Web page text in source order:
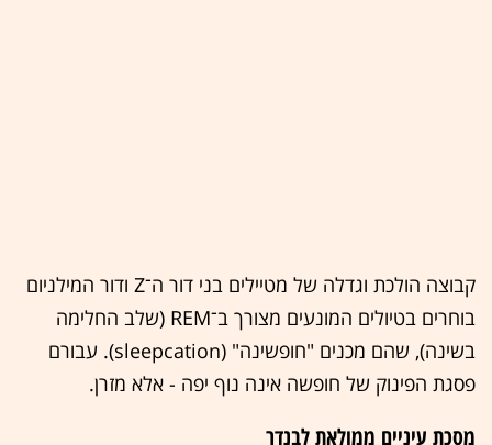
קבוצה הולכת וגדלה של מטיילים בני דור ה־Z ודור המילניום
בוחרים בטיולים המונעים מצורך ב־REM (שלב החלימה
בשינה), שהם מכנים "חופשינה" (sleepcation). עבורם
פסגת הפינוק של חופשה אינה נוף יפה - אלא מזרן.
מסכת עיניים ממולאת לבנדר